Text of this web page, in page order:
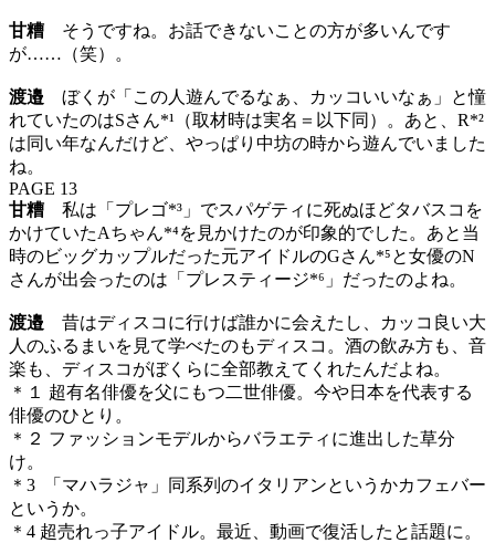
甘糟 そうですね。お話できないことの方が多いんです
が……（笑）。
渡邉 ぼくが「この人遊んでるなぁ、カッコいいなぁ」と憧
れていたのはSさん*¹（取材時は実名＝以下同）。あと、R*²
は同い年なんだけど、やっぱり中坊の時から遊んでいました
ね。
PAGE 13
甘糟 私は「プレゴ*³」でスパゲティに死ぬほどタバスコを
かけていたAちゃん*⁴を見かけたのが印象的でした。あと当
時のビッグカップルだった元アイドルのGさん*⁵と女優のN
さんが出会ったのは「プレスティージ*⁶」だったのよね。
渡邉 昔はディスコに行けば誰かに会えたし、カッコ良い大
人のふるまいを見て学べたのもディスコ。酒の飲み方も、音
楽も、ディスコがぼくらに全部教えてくれたんだよね。
＊１ 超有名俳優を父にもつ二世俳優。今や日本を代表する
俳優のひとり。
＊２ ファッションモデルからバラエティに進出した草分
け。
＊3 「マハラジャ」同系列のイタリアンというかカフェバー
というか。
＊4 超売れっ子アイドル。最近、動画で復活したと話題に。